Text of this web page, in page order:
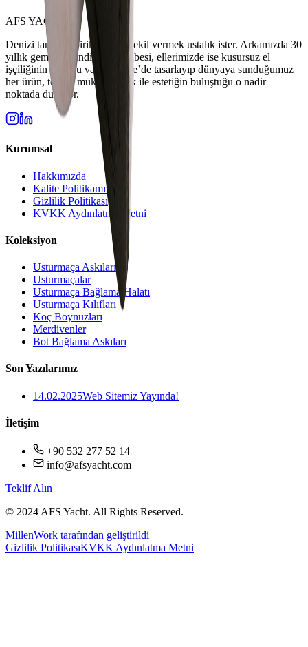
AFS YACHT
Denizi tanımak birikim, ona şekil vermek ustalık ister. Arkamızda 30
yıllık gemi mühendisliği tecrübesi, ellerimizde ise kusursuz el
işçiliğinin tutkusu var. Türkiye’de tasarlayıp dünyaya sunduğumuz
her ürün, teknik mükemmellik ile estetiğin buluştuğu o nadir
noktada duruyor.
Kurumsal
Hakkımızda
Kalite Politikamız
Gizlilik Politikası
KVKK Aydınlatma Metni
Koleksiyon
Usturmaça Askıları
Usturmaçalar
Usturmaça Bağlama Halatı
Usturmaça Kılıfları
Koç Boynuzları
Merdivenler
Bot Bağlama Askıları
Son Yazılarımız
14.02.2025Web Sitemiz Yayında!
İletişim
+90 532 277 52 14
info@afsyacht.com
Teklif Alın
© 2024 AFS Yacht. All Rights Reserved.
MillenWork tarafından geliştirildi
Gizlilik PolitikasıKVKK Aydınlatma Metni